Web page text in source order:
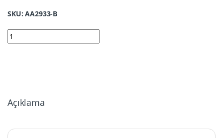
SKU: AA2933-B
2933-B | Porsche Silikon Kılıflı quantity
Açıklama